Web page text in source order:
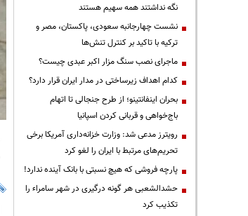
نگه نداشتند همه سهیم هستند
نشست چهارجانبه سعودی، پاکستان، مصر و
ترکیه با تاکید بر کنترل تنش‌ها
ماجرای نصب سنگ مزار اکبر عبدی چیست؟
کدام اهداف زیرساختی در مدار ایران قرار دارد؟
بحران اینفانتینو؛ از طرح جنجالی تا اتهام
باج‌خواهی و قربانی کردن اسپانیا
رویترز مدعی شد: وزارت خزانه‌داری آمریکا برخی
تحریم‌های مرتبط با ایران را لغو کرد
پارچه فروشی که هیچ نسبتی با بانک آینده ندارد!
حشدالشعبی هر گونه درگیری در شهر سامراء را
تکذیب کرد